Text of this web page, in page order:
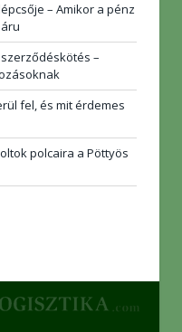
– Amikor a pénz
–
fel, és mit érdemes
polcaira a Pöttyös